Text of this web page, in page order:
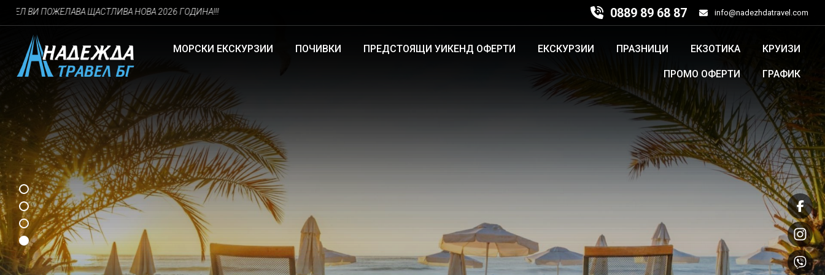
ЩАСТЛИВА НОВА 2026 ГОДИНА!!! 0889 89 68 87 info@nadezhdatravel.com
МОРСКИ ЕКСКУРЗИИ ПОЧИВКИ ПРЕДСТОЯЩИ УИКЕНД ОФЕРТИ ЕКСКУРЗИИ ПРАЗНИЦИ ЕКЗОТИКА КРУИЗИ
ПРОМО ОФЕРТИ ГРАФИК